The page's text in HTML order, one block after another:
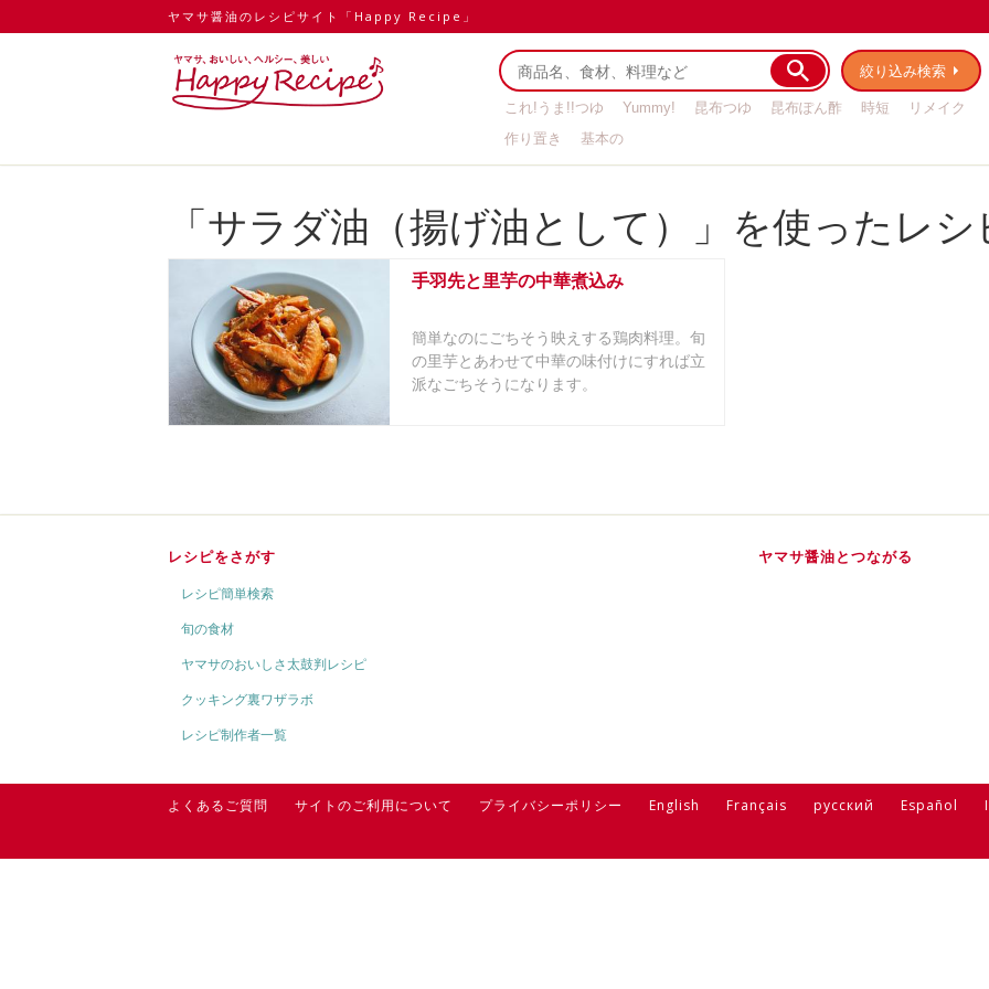
ヤマサ醤油のレシピサイト「Happy Recipe」
絞り込み検索
これ!うま!!つゆ Yummy! 昆布つゆ 昆布ぽん酢 時短
リメイク
作り置き
基本の
「サラダ油（揚げ油として）」を使ったレ
手羽先と里芋の中華煮込み
簡単なのにごちそう映えする鶏肉料理。旬
の里芋とあわせて中華の味付けにすれば立
派なごちそうになります。
レシピをさがす
レシピ簡単検索
旬の食材
ヤマサのおいしさ太鼓判レシピ
クッキング裏ワザラボ
レシピ制作者一覧
ヤマサ醤油とつながる
よくあるご質問 サイトのご利用について プライバシーポリシー English Français русский Español